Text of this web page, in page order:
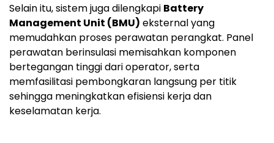
Selain itu, sistem juga dilengkapi Battery
Management Unit (BMU) eksternal yang
memudahkan proses perawatan perangkat. Panel
perawatan berinsulasi memisahkan komponen
bertegangan tinggi dari operator, serta
memfasilitasi pembongkaran langsung per titik
sehingga meningkatkan efisiensi kerja dan
keselamatan kerja.